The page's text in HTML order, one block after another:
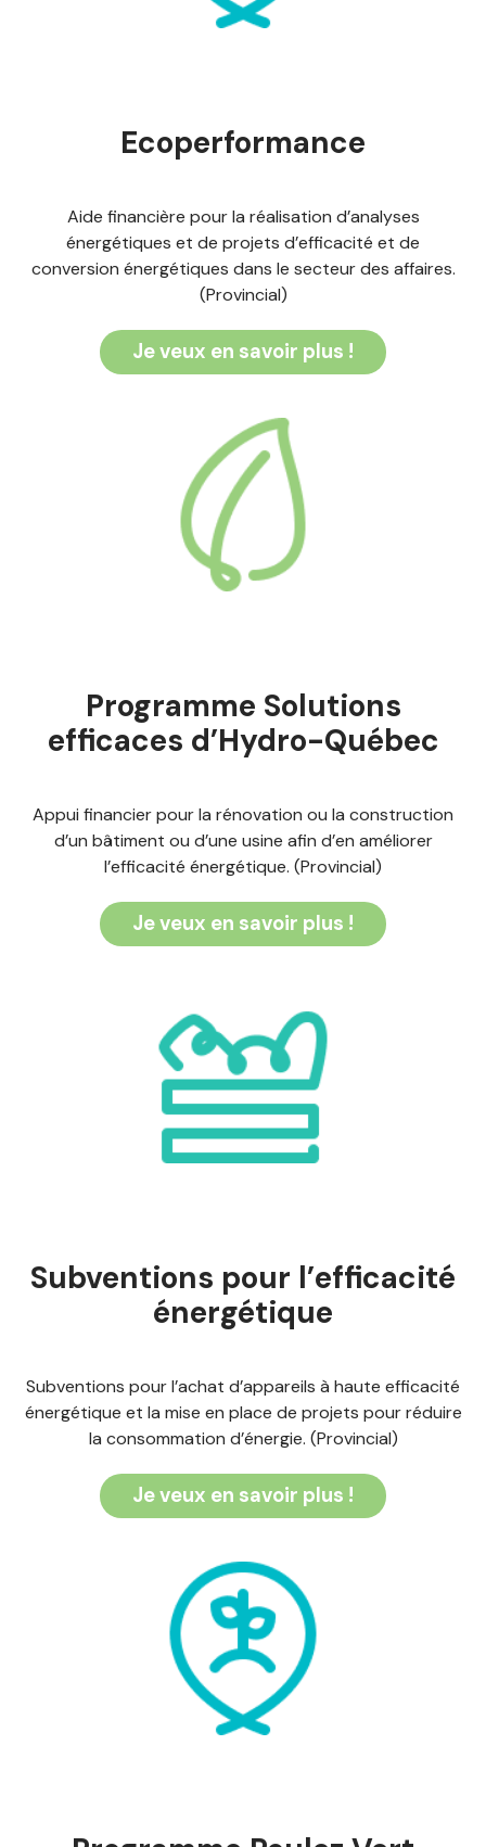
Ecoperformance
Aide financière pour la réalisation d’analyses
énergétiques et de projets d’efficacité et de
conversion énergétiques dans le secteur des affaires.
(Provincial)
Je veux en savoir plus !
Programme Solutions
efficaces d’Hydro-Québec
Appui financier pour la rénovation ou la construction
d’un bâtiment ou d’une usine afin d’en améliorer
l’efficacité énergétique. (Provincial)
Je veux en savoir plus !
Subventions pour l’efficacité
énergétique
Subventions pour l’achat d’appareils à haute efficacité
énergétique et la mise en place de projets pour réduire
la consommation d’énergie. (Provincial)
Je veux en savoir plus !